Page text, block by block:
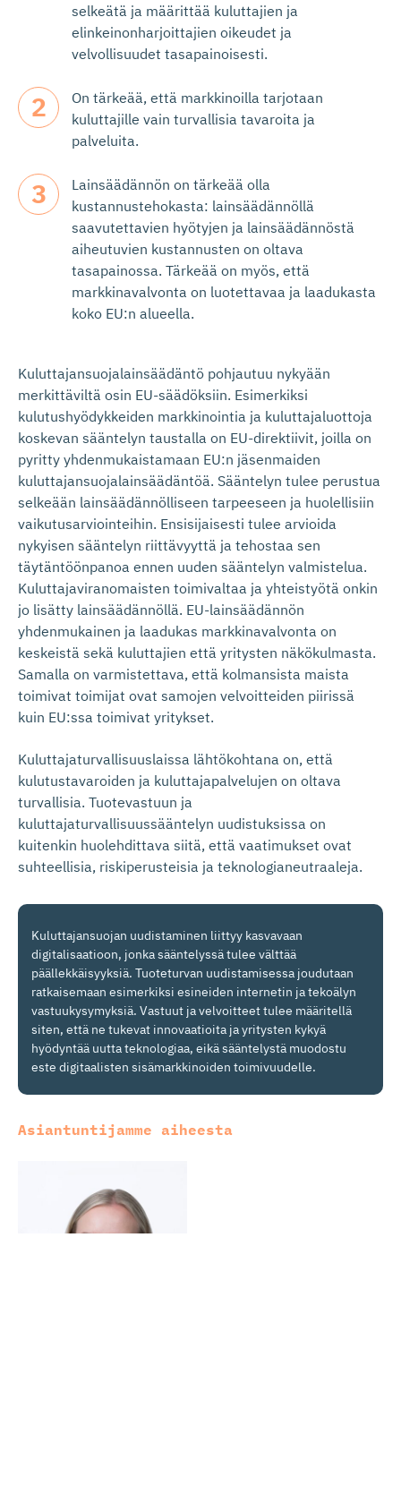
selkeätä ja määrittää kuluttajien ja
elinkeinonharjoittajien oikeudet ja
velvollisuudet tasapainoisesti.
On tärkeää, että markkinoilla tarjotaan
kuluttajille vain turvallisia tavaroita ja
palveluita.
Lainsäädännön on tärkeää olla
kustannustehokasta: lainsäädännöllä
saavutettavien hyötyjen ja lainsäädännöstä
aiheutuvien kustannusten on oltava
tasapainossa. Tärkeää on myös, että
markkinavalvonta on luotettavaa ja laadukasta
koko EU:n alueella.
Kuluttajansuojalainsäädäntö pohjautuu nykyään
merkittäviltä osin EU-säädöksiin. Esimerkiksi
kulutushyödykkeiden markkinointia ja kuluttajaluottoja
koskevan sääntelyn taustalla on EU-direktiivit, joilla on
pyritty yhdenmukaistamaan EU:n jäsenmaiden
kuluttajansuojalainsäädäntöä. Sääntelyn tulee perustua
selkeään lainsäädännölliseen tarpeeseen ja huolellisiin
vaikutusarviointeihin. Ensisijaisesti tulee arvioida
nykyisen sääntelyn riittävyyttä ja tehostaa sen
täytäntöönpanoa ennen uuden sääntelyn valmistelua.
Kuluttajaviranomaisten toimivaltaa ja yhteistyötä onkin
jo lisätty lainsäädännöllä. EU-lainsäädännön
yhdenmukainen ja laadukas markkinavalvonta on
keskeistä sekä kuluttajien että yritysten näkökulmasta.
Samalla on varmistettava, että kolmansista maista
toimivat toimijat ovat samojen velvoitteiden piirissä
kuin EU:ssa toimivat yritykset.
Kuluttajaturvallisuuslaissa lähtökohtana on, että
kulutustavaroiden ja kuluttajapalvelujen on oltava
turvallisia. Tuotevastuun ja
kuluttajaturvallisuussääntelyn uudistuksissa on
kuitenkin huolehdittava siitä, että vaatimukset ovat
suhteellisia, riskiperusteisia ja teknologianeutraaleja.
Kuluttajansuojan uudistaminen liittyy kasvavaan
digitalisaatioon, jonka sääntelyssä tulee välttää
päällekkäisyyksiä. Tuoteturvan uudistamisessa joudutaan
ratkaisemaan esimerkiksi esineiden internetin ja tekoälyn
vastuukysymyksiä. Vastuut ja velvoitteet tulee määritellä
siten, että ne tukevat innovaatioita ja yritysten kykyä
hyödyntää uutta teknologiaa, eikä sääntelystä muodostu
este digitaalisten sisämarkkinoiden toimivuudelle.
Asiantuntijamme aiheesta